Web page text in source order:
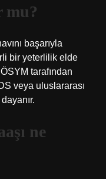
mu?
başarıyla
bir yeterlilik elde
tarafından
veya uluslararası
ne